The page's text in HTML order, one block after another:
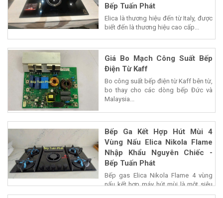
Bếp Tuấn Phát
Elica là thương hiệu đến từ Italy, được
biết đến là thương hiệu cao cấp...
Giá Bo Mạch Công Suất Bếp
Điện Từ Kaff
Bo công suất bếp điện từ Kaff bên từ,
bo thay cho các dòng bếp Đức và
Malaysia...
Bếp Ga Kết Hợp Hút Mùi 4
Vùng Nấu Elica Nikola Flame
Nhập Khẩu Nguyên Chiếc -
Bếp Tuấn Phát
Bếp gas Elica Nikola Flame 4 vùng
nấu kết hợp máy hút mùi là một siêu
phẩm của...